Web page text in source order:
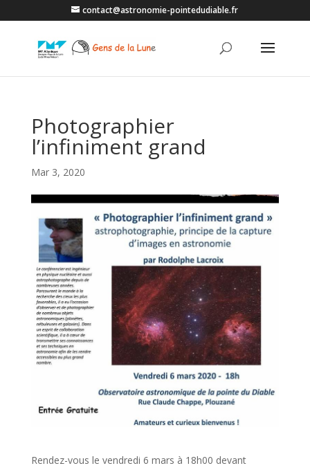
contact@astronomie-pointedudiable.fr
Photographier
l’infiniment grand
Mar 3, 2020
Rendez-vous le vendredi 6 mars à 18h00 devant